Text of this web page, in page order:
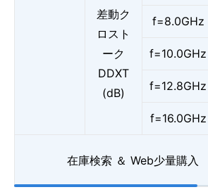
差動ク
ロスト
ーク
DDXT
(dB)
f=8.0GHz
f=10.0GHz
f=12.8GHz
f=16.0GHz
在庫検索 ＆ Web少量購入